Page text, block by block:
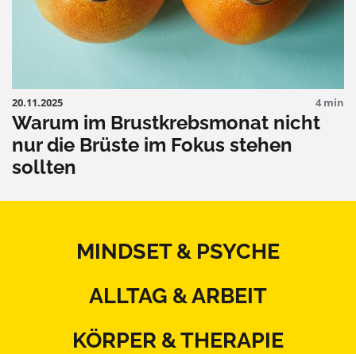
20.11.2025 4 min
Warum im Brustkrebsmonat nicht
nur die Brüste im Fokus stehen
sollten
MINDSET & PSYCHE
ALLTAG & ARBEIT
KÖRPER & THERAPIE